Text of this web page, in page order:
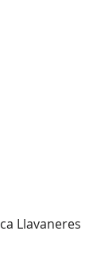
Llavaneres